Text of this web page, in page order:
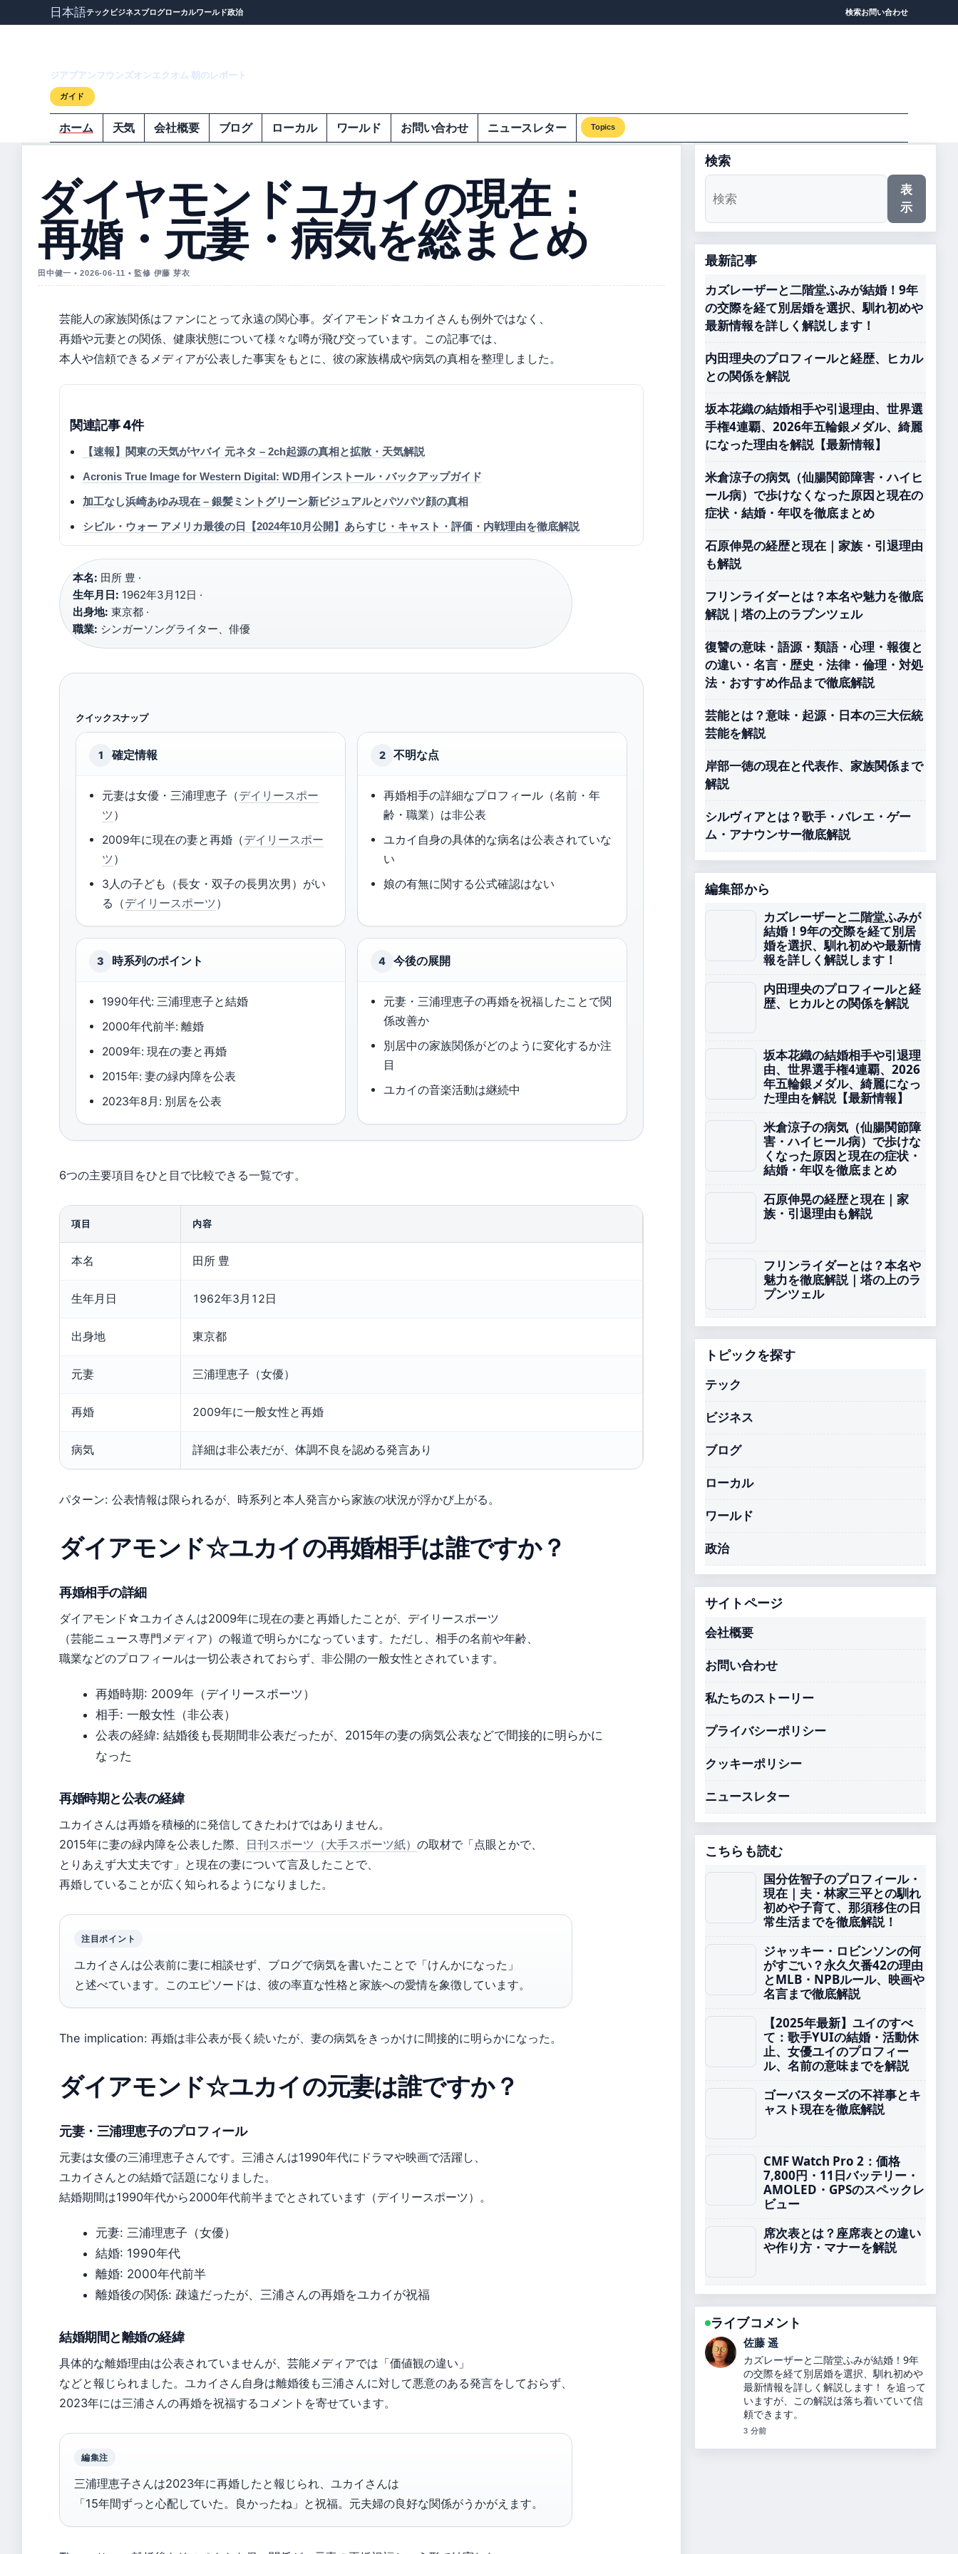
日本語テック ビジネスブログローカルワールド政治 検索お問い合わせ
ジアプアンフウンズオンエクオム 朝のレポート
ガイド
ホーム 天気 会社概要 ブログ ローカル ワールド お問い合わせ ニュースレター Topics
ダイヤモンドユカイの現在：
再婚・元妻・病気を総まとめ
田中健一 • 2026-06-11 • 監修 伊藤 芽衣
芸能人の家族関係はファンにとって永遠の関心事。ダイアモンド☆ユカイさんも例外ではなく、
再婚や元妻との関係、健康状態について様々な噂が飛び交っています。この記事では、
本人や信頼できるメディアが公表した事実をもとに、彼の家族構成や病気の真相を整理しました。
関連記事 4件
【速報】関東の天気がヤバイ 元ネタ – 2ch起源の真相と拡散・天気解説
Acronis True Image for Western Digital: WD用インストール・バックアップガイド
加工なし浜崎あゆみ現在 – 銀髪ミントグリーン新ビジュアルとパツパツ顔の真相
シビル・ウォー アメリカ最後の日【2024年10月公開】あらすじ・キャスト・評価・内戦理由を徹底解説
本名: 田所 豊 ·
生年月日: 1962年3月12日 ·
出身地: 東京都 ·
職業: シンガーソングライター、俳優
クイックスナップ
1 確定情報
元妻は女優・三浦理恵子（デイリースポー
ツ）
2009年に現在の妻と再婚（デイリースポー
ツ）
3人の子ども（長女・双子の長男次男）がい
る（デイリースポーツ）
2 不明な点
再婚相手の詳細なプロフィール（名前・年
齢・職業）は非公表
ユカイ自身の具体的な病名は公表されていな
い
娘の有無に関する公式確認はない
3 時系列のポイント
1990年代: 三浦理恵子と結婚
2000年代前半: 離婚
2009年: 現在の妻と再婚
2015年: 妻の緑内障を公表
2023年8月: 別居を公表
4 今後の展開
元妻・三浦理恵子の再婚を祝福したことで関
係改善か
別居中の家族関係がどのように変化するか注
目
ユカイの音楽活動は継続中
6つの主要項目をひと目で比較できる一覧です。
項目 内容
本名 田所 豊
生年月日 1962年3月12日
出身地 東京都
元妻 三浦理恵子（女優）
再婚 2009年に一般女性と再婚
病気 詳細は非公表だが、体調不良を認める発言あり
パターン: 公表情報は限られるが、時系列と本人発言から家族の状況が浮かび上がる。
ダイアモンド☆ユカイの再婚相手は誰ですか？
再婚相手の詳細
ダイアモンド☆ユカイさんは2009年に現在の妻と再婚したことが、デイリースポーツ
（芸能ニュース専門メディア）の報道で明らかになっています。ただし、相手の名前や年齢、
職業などのプロフィールは一切公表されておらず、非公開の一般女性とされています。
再婚時期: 2009年（デイリースポーツ）
相手: 一般女性（非公表）
公表の経緯: 結婚後も長期間非公表だったが、2015年の妻の病気公表などで間接的に明らかに
なった
再婚時期と公表の経緯
ユカイさんは再婚を積極的に発信してきたわけではありません。
2015年に妻の緑内障を公表した際、 日刊スポーツ（大手スポーツ紙） の取材で「点眼とかで、
とりあえず大丈夫です」と現在の妻について言及したことで、
再婚していることが広く知られるようになりました。
注目ポイント
ユカイさんは公表前に妻に相談せず、ブログで病気を書いたことで「けんかになった」
と述べています。このエピソードは、彼の率直な性格と家族への愛情を象徴しています。
The implication: 再婚は非公表が長く続いたが、妻の病気をきっかけに間接的に明らかになった。
ダイアモンド☆ユカイの元妻は誰ですか？
元妻・三浦理恵子のプロフィール
元妻は女優の三浦理恵子さんです。三浦さんは1990年代にドラマや映画で活躍し、
ユカイさんとの結婚で話題になりました。
結婚期間は1990年代から2000年代前半までとされています（デイリースポーツ）。
元妻: 三浦理恵子（女優）
結婚: 1990年代
離婚: 2000年代前半
離婚後の関係: 疎遠だったが、三浦さんの再婚をユカイが祝福
結婚期間と離婚の経緯
具体的な離婚理由は公表されていませんが、芸能メディアでは「価値観の違い」
などと報じられました。ユカイさん自身は離婚後も三浦さんに対して悪意のある発言をしておらず、
2023年には三浦さんの再婚を祝福するコメントを寄せています。
編集注
三浦理恵子さんは2023年に再婚したと報じられ、ユカイさんは
「15年間ずっと心配していた。良かったね」と祝福。元夫婦の良好な関係がうかがえます。
検索
表
示
最新記事
カズレーザーと二階堂ふみが結婚！9年
の交際を経て別居婚を選択、馴れ初めや
最新情報を詳しく解説します！
内田理央のプロフィールと経歴、ヒカル
との関係を解説
坂本花織の結婚相手や引退理由、世界選
手権4連覇、2026年五輪銀メダル、綺麗
になった理由を解説【最新情報】
米倉涼子の病気（仙腸関節障害・ハイヒ
ール病）で歩けなくなった原因と現在の
症状・結婚・年収を徹底まとめ
石原伸晃の経歴と現在｜家族・引退理由
も解説
フリンライダーとは？本名や魅力を徹底
解説｜塔の上のラプンツェル
復讐の意味・語源・類語・心理・報復と
の違い・名言・歴史・法律・倫理・対処
法・おすすめ作品まで徹底解説
芸能とは？意味・起源・日本の三大伝統
芸能を解説
岸部一徳の現在と代表作、家族関係まで
解説
シルヴィアとは？歌手・バレエ・ゲー
ム・アナウンサー徹底解説
編集部から
カズレーザーと二階堂ふみが
結婚！9年の交際を経て別居
婚を選択、馴れ初めや最新情
報を詳しく解説します！
内田理央のプロフィールと経
歴、ヒカルとの関係を解説
坂本花織の結婚相手や引退理
由、世界選手権4連覇、2026
年五輪銀メダル、綺麗になっ
た理由を解説【最新情報】
米倉涼子の病気（仙腸関節障
害・ハイヒール病）で歩けな
くなった原因と現在の症状・
結婚・年収を徹底まとめ
石原伸晃の経歴と現在｜家
族・引退理由も解説
フリンライダーとは？本名や
魅力を徹底解説｜塔の上のラ
プンツェル
トピックを探す
テック
ビジネス
ブログ
ローカル
ワールド
政治
サイトページ
会社概要
お問い合わせ
私たちのストーリー
プライバシーポリシー
クッキーポリシー
ニュースレター
こちらも読む
国分佐智子のプロフィール・
現在｜夫・林家三平との馴れ
初めや子育て、那須移住の日
常生活までを徹底解説！
ジャッキー・ロビンソンの何
がすごい？永久欠番42の理由
とMLB・NPBルール、映画や
名言まで徹底解説
【2025年最新】ユイのすべ
て：歌手YUIの結婚・活動休
止、女優ユイのプロフィー
ル、名前の意味までを解説
ゴーバスターズの不祥事とキ
ャスト現在を徹底解説
CMF Watch Pro 2：価格
7,800円・11日バッテリー・
AMOLED・GPSのスペックレ
ビュー
席次表とは？座席表との違い
や作り方・マナーを解説
ライブコメント
伊藤 芽衣
内田理央のプロフィールと経歴、ヒカル
との関係を解説 の背景説明が助かりま
す。ライブ更新を続けてください。
5 分前